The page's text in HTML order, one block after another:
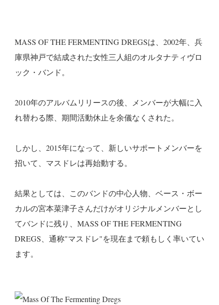
MASS OF THE FERMENTING DREGSは、2002年、兵
庫県神戸で結成された女性三人組のオルタナティヴロ
ック・バンド。
2010年のアルバムリリースの後、メンバーが大幅に入
れ替わる際、期間活動休止を余儀なくされた。
しかし、2015年になって、新しいサポートメンバーを
招いて、マスドレは再始動する。
結果としては、このバンドの中心人物、ベース・ボー
カルの宮本菜津子さんだけがオリジナルメンバーとし
てバンドに残り、MASS OF THE FERMENTING
DREGS、通称"マスドレ"を現在まで頼もしく率いてい
ます。